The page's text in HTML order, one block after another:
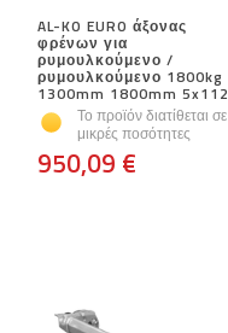
AL-KO EURO άξονας
φρένων για
ρυμουλκούμενο /
ρυμουλκούμενο 1800kg
1300mm 1800mm 5x112
Το προϊόν διατίθεται σε
μικρές ποσότητες
950,09 €